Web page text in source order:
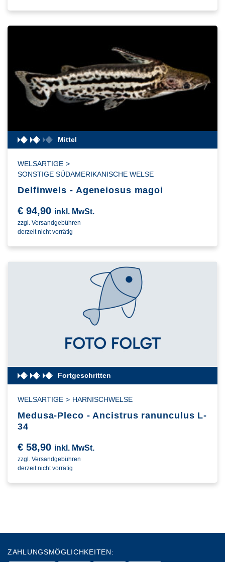
Mittel
WELSARTIGE >
SONSTIGE SÜDAMERIKANISCHE WELSE
Delfinwels - Ageneiosus magoi
€ 94,90 inkl. MwSt.
zzgl. Versandgebühren
derzeit nicht vorrätig
Fortgeschritten
WELSARTIGE > HARNISCHWELSE
Medusa-Pleco - Ancistrus ranunculus L-
34
€ 58,90 inkl. MwSt.
zzgl. Versandgebühren
derzeit nicht vorrätig
ZAHLUNGSMÖGLICHKEITEN: